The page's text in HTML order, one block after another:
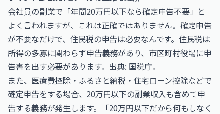
会社員の副業で「年間20万円以下なら確定申告不要」と
よく言われますが、これは正確ではありません。確定申告
が不要なだけで、住民税の申告は必要なんです。住民税は
所得の多寡に関わらず申告義務があり、市区町村役場に申
告書を出す必要があります。出典: 国税庁。
また、医療費控除・ふるさと納税・住宅ローン控除などで
確定申告をする場合、20万円以下の副業収入も含めて申
告する義務が発生します。「20万円以下だから何もしなく